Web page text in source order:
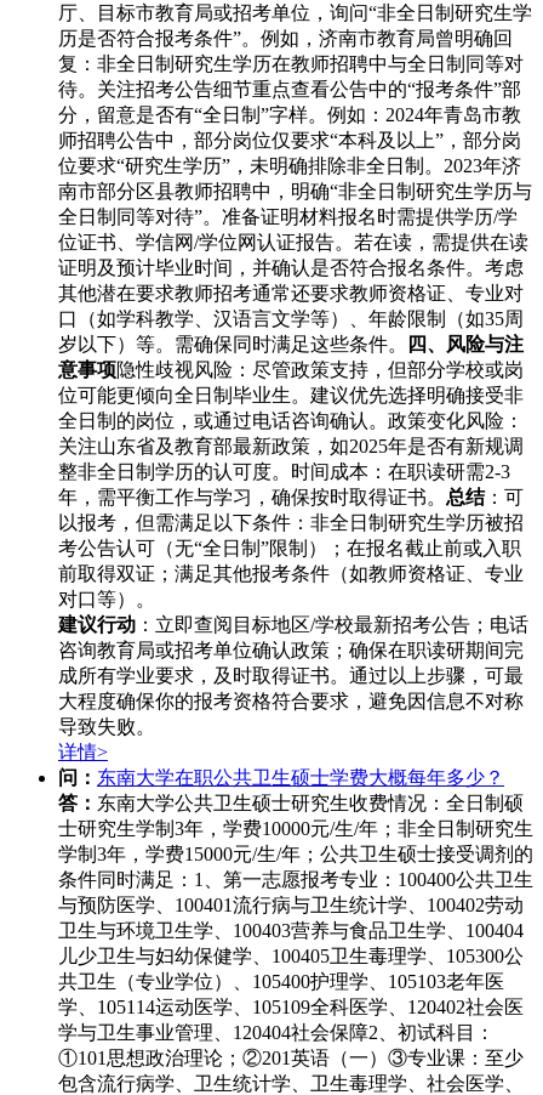
厅、目标市教育局或招考单位，询问“非全日制研究生学
历是否符合报考条件”。例如，济南市教育局曾明确回
复：非全日制研究生学历在教师招聘中与全日制同等对
待。关注招考公告细节重点查看公告中的“报考条件”部
分，留意是否有“全日制”字样。例如：2024年青岛市教
师招聘公告中，部分岗位仅要求“本科及以上”，部分岗
位要求“研究生学历”，未明确排除非全日制。2023年济
南市部分区县教师招聘中，明确“非全日制研究生学历与
全日制同等对待”。准备证明材料报名时需提供学历/学
位证书、学信网/学位网认证报告。若在读，需提供在读
证明及预计毕业时间，并确认是否符合报名条件。考虑
其他潜在要求教师招考通常还要求教师资格证、专业对
口（如学科教学、汉语言文学等）、年龄限制（如35周
岁以下）等。需确保同时满足这些条件。
四、风险与注
意事项隐性歧视风险：尽管政策支持，但部分学校或岗
位可能更倾向全日制毕业生。建议优先选择明确接受非
全日制的岗位，或通过电话咨询确认。政策变化风险：
关注山东省及教育部最新政策，如2025年是否有新规调
整非全日制学历的认可度。时间成本：在职读研需2-3
年，需平衡工作与学习，确保按时取得证书。 总结：可
以报考，但需满足以下条件：非全日制研究生学历被招
考公告认可（无“全日制”限制）；在报名截止前或入职
前取得双证；满足其他报考条件（如教师资格证、专业
对口等）。
建议行动 ：立即查阅目标地区/学校最新招考公告；电话
咨询教育局或招考单位确认政策；确保在职读研期间完
成所有学业要求，及时取得证书。通过以上步骤，可最
大程度确保你的报考资格符合要求，避免因信息不对称
导致失败。
详情>
问： 东南大学在职公共卫生硕士学费大概每年多少？
答： 东南大学公共卫生硕士研究生收费情况：全日制硕
士研究生学制3年，学费10000元/生/年；非全日制研究生
学制3年，学费15000元/生/年；公共卫生硕士接受调剂的
条件同时满足：1、第一志愿报考专业：100400公共卫生
与预防医学、100401流行病与卫生统计学、100402劳动
卫生与环境卫生学、100403营养与食品卫生学、100404
儿少卫生与妇幼保健学、100405卫生毒理学、105300公
共卫生（专业学位）、105400护理学、105103老年医
学、105114运动医学、105109全科医学、120402社会医
学与卫生事业管理、120404社会保障2、初试科目：
①101思想政治理论；②201英语（一）③专业课：至少
包含流行病学、卫生统计学、卫生毒理学、社会医学、